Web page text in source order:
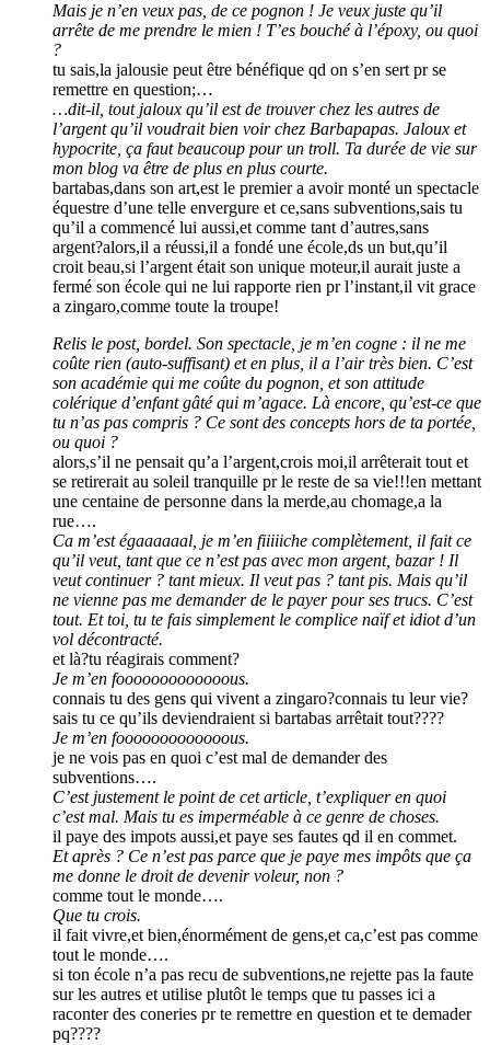
Mais je n’en veux pas, de ce pognon ! Je veux juste qu’il
arrête de me prendre le mien ! T’es bouché à l’époxy, ou quoi
?
tu sais,la jalousie peut être bénéfique qd on s’en sert pr se
remettre en question;…
…dit-il, tout jaloux qu’il est de trouver chez les autres de
l’argent qu’il voudrait bien voir chez Barbapapas. Jaloux et
hypocrite, ça faut beaucoup pour un troll. Ta durée de vie sur
mon blog va être de plus en plus courte.
bartabas,dans son art,est le premier a avoir monté un spectacle
équestre d’une telle envergure et ce,sans subventions,sais tu
qu’il a commencé lui aussi,et comme tant d’autres,sans
argent?alors,il a réussi,il a fondé une école,ds un but,qu’il
croit beau,si l’argent était son unique moteur,il aurait juste a
fermé son école qui ne lui rapporte rien pr l’instant,il vit grace
a zingaro,comme toute la troupe!
Relis le post, bordel. Son spectacle, je m’en cogne : il ne me
coûte rien (auto-suffisant) et en plus, il a l’air très bien. C’est
son académie qui me coûte du pognon, et son attitude
colérique d’enfant gâté qui m’agace. Là encore, qu’est-ce que
tu n’as pas compris ? Ce sont des concepts hors de ta portée,
ou quoi ?
alors,s’il ne pensait qu’a l’argent,crois moi,il arrêterait tout et
se retirerait au soleil tranquille pr le reste de sa vie!!!en mettant
une centaine de personne dans la merde,au chomage,a la
rue….
Ca m’est égaaaaaal, je m’en fiiiiiche complètement, il fait ce
qu’il veut, tant que ce n’est pas avec mon argent, bazar ! Il
veut continuer ? tant mieux. Il veut pas ? tant pis. Mais qu’il
ne vienne pas me demander de le payer pour ses trucs. C’est
tout. Et toi, tu te fais simplement le complice naïf et idiot d’un
vol décontracté.
et là?tu réagirais comment?
Je m’en fooooooooooooous.
connais tu des gens qui vivent a zingaro?connais tu leur vie?
sais tu ce qu’ils deviendraient si bartabas arrêtait tout????
Je m’en fooooooooooooous.
je ne vois pas en quoi c’est mal de demander des
subventions….
C’est justement le point de cet article, t’expliquer en quoi
c’est mal. Mais tu es imperméable à ce genre de choses.
il paye des impots aussi,et paye ses fautes qd il en commet.
Et après ? Ce n’est pas parce que je paye mes impôts que ça
me donne le droit de devenir voleur, non ?
comme tout le monde….
Que tu crois.
il fait vivre,et bien,énormément de gens,et ca,c’est pas comme
tout le monde….
si ton école n’a pas recu de subventions,ne rejette pas la faute
sur les autres et utilise plutôt le temps que tu passes ici a
raconter des coneries pr te remettre en question et te demader
pq????